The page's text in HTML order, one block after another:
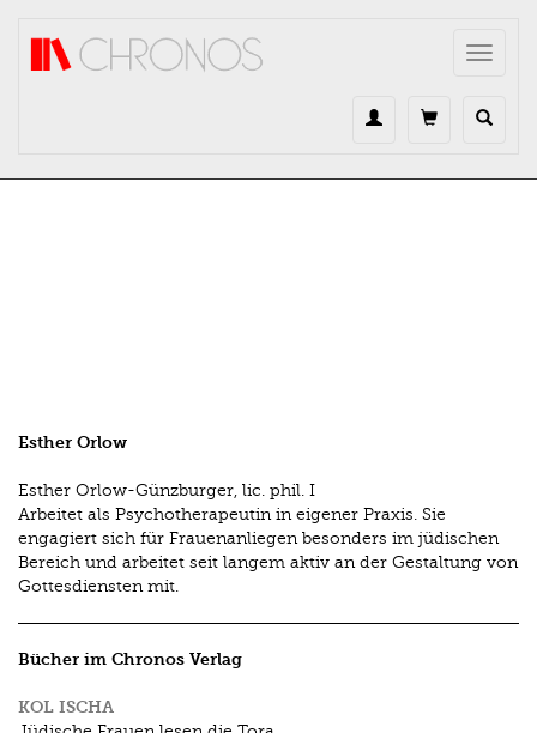
Toggle
Esther Orlow
Esther Orlow-Günzburger, lic. phil. I
Arbeitet als Psychotherapeutin in eigener Praxis. Sie
engagiert sich für Frauenanliegen besonders im jüdischen
Bereich und arbeitet seit langem aktiv an der Gestaltung von
Gottesdiensten mit.
Bücher im Chronos Verlag
KOL ISCHA